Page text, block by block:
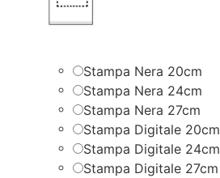
Stampa Nera 20cm
Stampa Nera 24cm
Stampa Nera 27cm
Stampa Digitale 20cm
Stampa Digitale 24cm
Stampa Digitale 27cm